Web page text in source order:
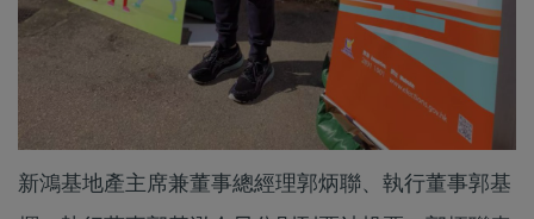
新鴻基地產主席兼董事總經理郭炳聯、執行董事郭基